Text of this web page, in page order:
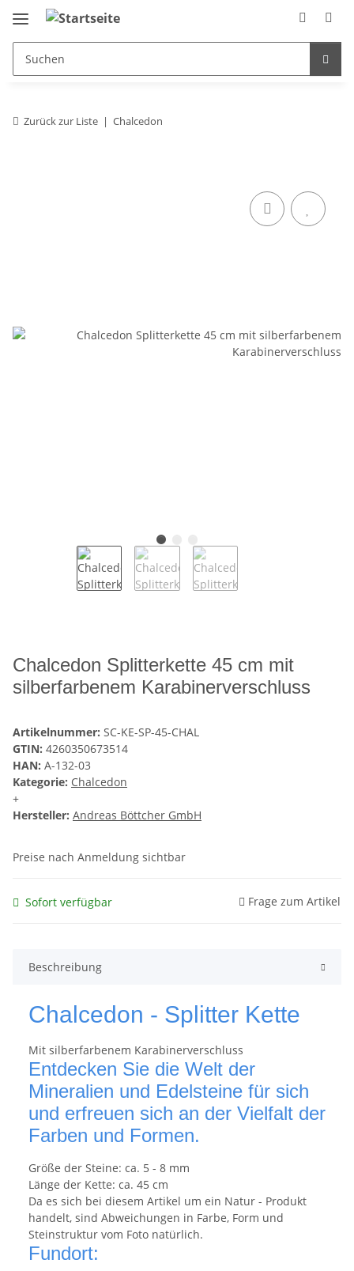
Zurück zur Liste Chalcedon
Chalcedon Splitterkette 45 cm mit
silberfarbenem Karabinerverschluss
Artikelnummer: SC-KE-SP-45-CHAL
GTIN: 4260350673514
HAN: A-132-03
Kategorie: Chalcedon
+
Hersteller: Andreas Böttcher GmbH
Preise nach Anmeldung sichtbar
Sofort verfügbar Frage zum Artikel
Beschreibung
Chalcedon - Splitter Kette
Mit silberfarbenem Karabinerverschluss
Entdecken Sie die Welt der
Mineralien und Edelsteine für sich
und erfreuen sich an der Vielfalt der
Farben und Formen.
Größe der Steine: ca. 5 - 8 mm
Länge der Kette: ca. 45 cm
Da es sich bei diesem Artikel um ein Natur - Produkt
handelt, sind Abweichungen in Farbe, Form und
Steinstruktur vom Foto natürlich.
Fundort: